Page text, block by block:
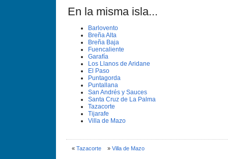
En la misma isla...
Barlovento
Breña Alta
Breña Baja
Fuencaliente
Garafí­a
Los Llanos de Aridane
El Paso
Puntagorda
Puntallana
San Andrés y Sauces
Santa Cruz de La Palma
Tazacorte
Tijarafe
Villa de Mazo
« Tazacorte» Villa de Mazo